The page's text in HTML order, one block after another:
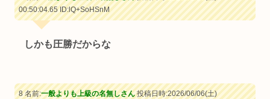
00:50:04.65ID:lQ+SoHSnM
しかも圧勝だからな
8 名前:一般よりも上級の名無しさん投稿日時:2026/06/06(土)